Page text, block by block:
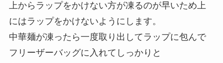
上からラップをかけない方が凍るのが早いため上
にはラップをかけないようにします。
中華麺が凍ったら一度取り出してラップに包んで
フリーザーバッグに入れてしっかりと